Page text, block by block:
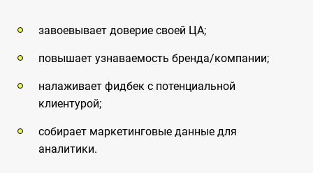
завоевывает доверие своей ЦА;
повышает узнаваемость бренда/компании;
налаживает фидбек с потенциальной
клиентурой;
собирает маркетинговые данные для
аналитики.